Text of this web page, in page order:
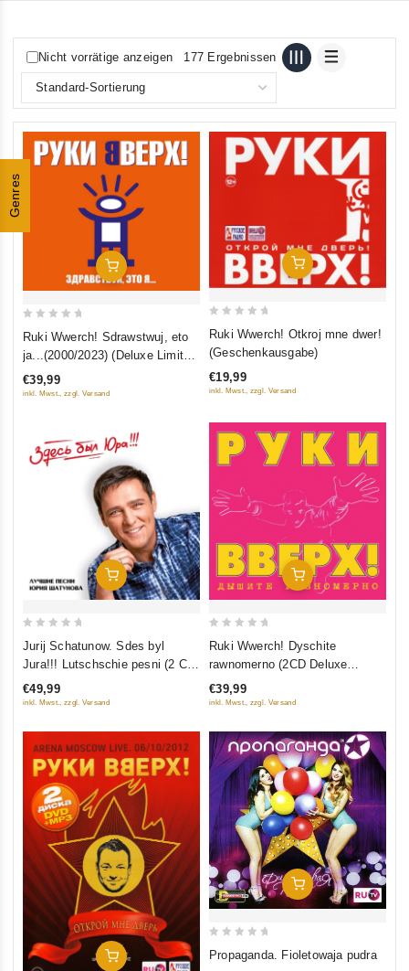
Genres
Nicht vorrätige anzeigen 177 Ergebnissen
In Den Warenkorb
5
Ruki Wwerch! Sdrawstwuj, eto
ja...(2000/2023) (Deluxe Limited
Edition)
€39,99
inkl. Mwst., zzgl. Versand
In Den Warenkorb
5
Ruki Wwerch! Otkroj mne dwer!
(Geschenkausgabe)
€19,99
inkl. Mwst., zzgl. Versand
In Den Warenkorb
out
5
Jurij Schatunow. Sdes byl
Jura!!! Lutschschie pesni (2 CD
Limited Edition)
€49,99
inkl. Mwst., zzgl. Versand
In Den Warenkorb
5
Ruki Wwerch! Dyschite
rawnomerno (2CD Deluxe
Expanded Edition)
€39,99
inkl. Mwst., zzgl. Versand
In Den Warenkorb
In Den Warenkorb
out
Propaganda. Fioletowaja pudra